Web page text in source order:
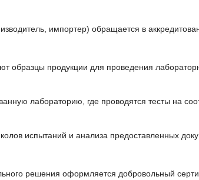
импортер) обращается в
образцы продукции для проведения
лабораторию, где проводятся тесты на
испытаний и анализа предоставленных
решения оформляется добровольный